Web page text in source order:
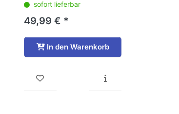
sofort lieferbar
49,99 € *
In den Warenkorb